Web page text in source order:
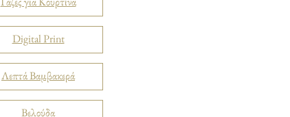
Digital Print
Λεπτά Βαμβακερά
Βελούδα